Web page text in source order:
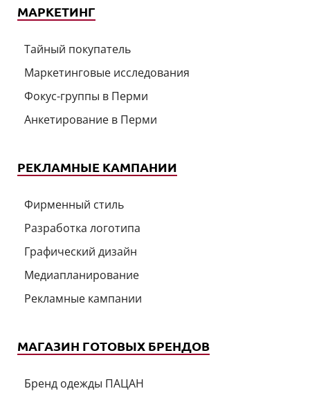
МАРКЕТИНГ
Тайный покупатель
Маркетинговые исследования
Фокус-группы в Перми
Анкетирование в Перми
РЕКЛАМНЫЕ КАМПАНИИ
Фирменный стиль
Разработка логотипа
Графический дизайн
Медиапланирование
Рекламные кампании
МАГАЗИН ГОТОВЫХ БРЕНДОВ
Бренд одежды ПАЦАН